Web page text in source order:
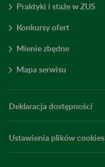
Praktyki i staże w ZUS
Konkursy ofert
Mienie zbędne
Mapa serwisu
Deklaracja dostępności
Ustawienia plików cookies